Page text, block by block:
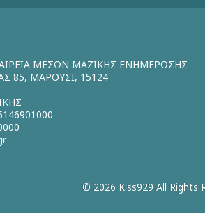
ΜΕΣΩΝ ΜΑΖΙΚΗΣ ΕΝΗΜΕΡΩΣΗΣ
85, ΜΑΡΟΥΣΙ, 15124
© 2026 Kiss929 All Rights